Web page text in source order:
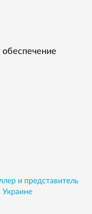
и представитель
Украине